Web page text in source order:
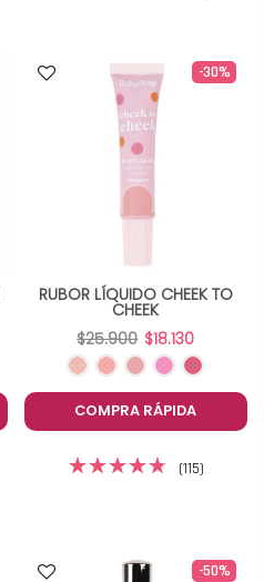
-30%
RUBOR LÍQUIDO CHEEK TO
CHEEK
$25.900 $18.130
COMPRA RÁPIDA
(115)
-50%